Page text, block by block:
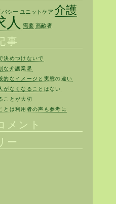
バシー ユニットケア 介護
人 需要 高齢者
事
決めつけないで
な介護業界
的なイメージと実態の違い
がなくなることはない
ことが大切
とは利用者の声も参考に
メント
ー